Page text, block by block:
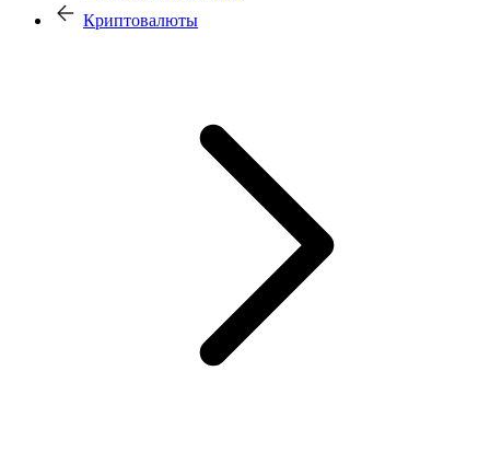
Криптовалюты